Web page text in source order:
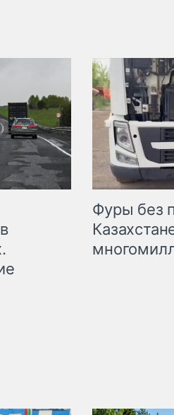
Фуры без